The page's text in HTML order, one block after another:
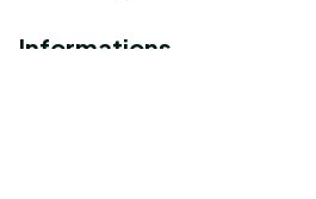
Informations